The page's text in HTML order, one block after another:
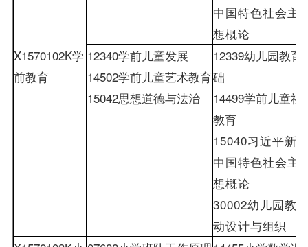
中国特色社会主
想概论
X1570102K学
前教育
12340学前儿童发展
14502学前儿童艺术教育
15042思想道德与法治
12339幼儿园教育
础
14499学前儿童社
教育
15040习近平新
中国特色社会主
想概论
30002幼儿园教
动设计与组织